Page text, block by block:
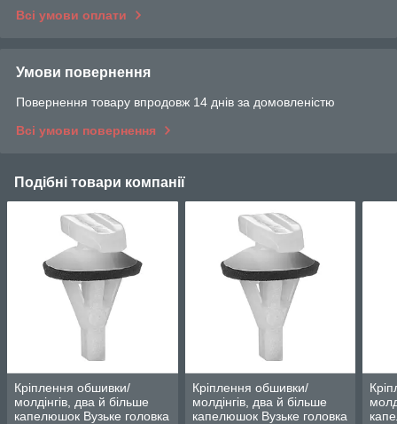
Всі умови оплати
Умови повернення
Повернення товару впродовж 14 днів за домовленістю
Всі умови повернення
Подібні товари компанії
Кріплення обшивки/
молдінгів, два й більше
капелюшок Вузьке головка
Кріплення обшивки/
молдінгів, два й більше
капелюшок Вузьке головка